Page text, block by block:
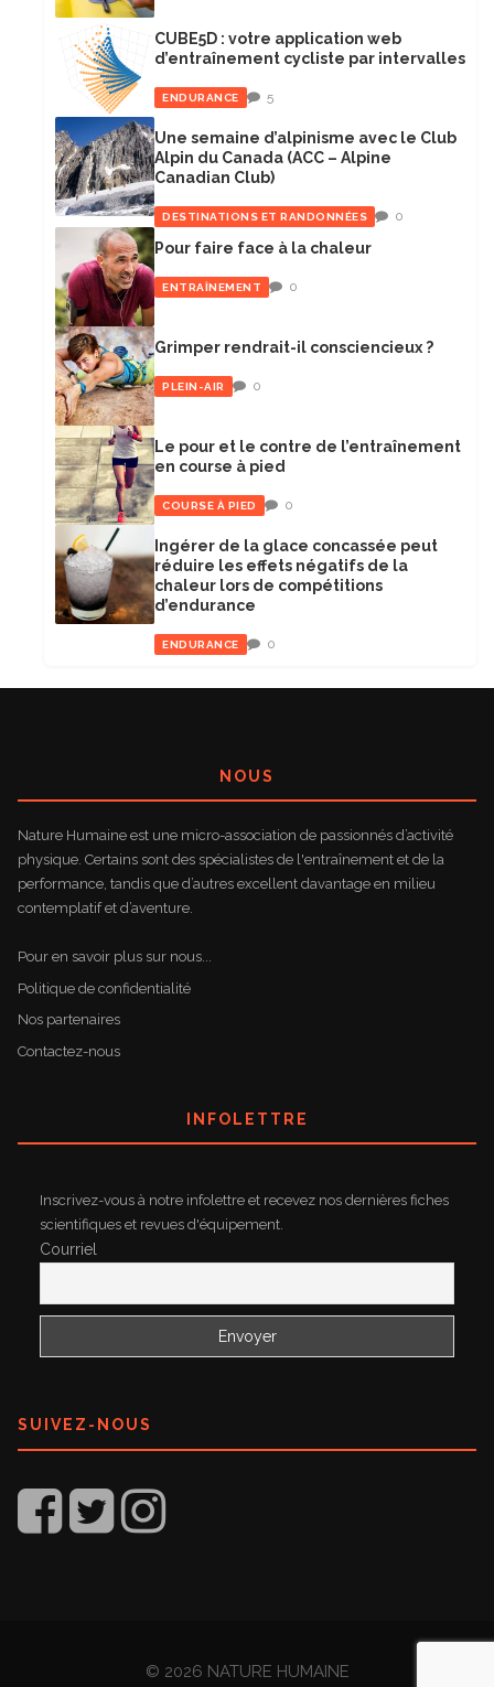
CUBE5D : votre application web
d’entraînement cycliste par intervalles
ENDURANCE 5
Une semaine d’alpinisme avec le Club
Alpin du Canada (ACC – Alpine
Canadian Club)
DESTINATIONS ET RANDONNÉES 0
Pour faire face à la chaleur
ENTRAÎNEMENT 0
Grimper rendrait-il consciencieux ?
PLEIN-AIR 0
Le pour et le contre de l’entraînement
en course à pied
COURSE À PIED 0
Ingérer de la glace concassée peut
réduire les effets négatifs de la
chaleur lors de compétitions
d’endurance
ENDURANCE 0
NOUS
Nature Humaine est une micro-association de passionnés d’activité
physique. Certains sont des spécialistes de l'entraînement et de la
performance, tandis que d’autres excellent davantage en milieu
contemplatif et d’aventure.
Pour en savoir plus sur nous...
Politique de confidentialité
Nos partenaires
Contactez-nous
INFOLETTRE
Inscrivez-vous à notre infolettre et recevez nos dernières fiches
scientifiques et revues d'équipement.
Courriel
SUIVEZ-NOUS
© 2026 NATURE HUMAINE